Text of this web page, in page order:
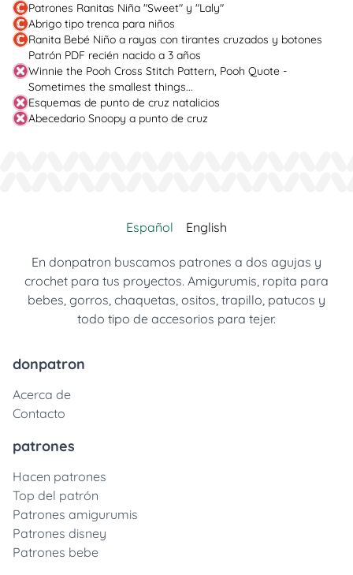
Patrones Ranitas Niña "Sweet" y "Laly"
Abrigo tipo trenca para niños
Ranita Bebé Niño a rayas con tirantes cruzados y botones
Patrón PDF recién nacido a 3 años
Winnie the Pooh Cross Stitch Pattern, Pooh Quote -
Sometimes the smallest things...
Esquemas de punto de cruz natalicios
Abecedario Snoopy a punto de cruz
Español English
En donpatron buscamos patrones a dos agujas y
crochet para tus proyectos. Amigurumis, ropita para
bebes, gorros, chaquetas, ositos, trapillo, patucos y
todo tipo de accesorios para tejer.
donpatron
Acerca de
Contacto
patrones
Hacen patrones
Top del patrón
Patrones amigurumis
Patrones disney
Patrones bebe